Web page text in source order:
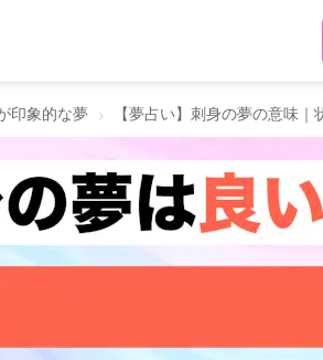
印象的な夢 【夢占い】刺身の夢の意味